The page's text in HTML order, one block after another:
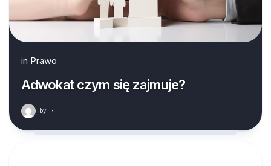
in Prawo
Adwokat czym się zajmuje?
by ·